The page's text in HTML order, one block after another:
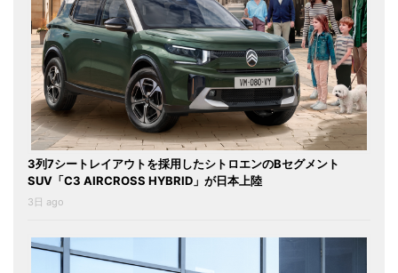
3列7シートレイアウトを採用したシトロエンのBセグメント
SUV「C3 AIRCROSS HYBRID」が日本上陸
3日 ago